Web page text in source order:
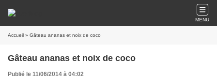
MENU
Accueil » Gâteau ananas et noix de coco
Gâteau ananas et noix de coco
Publié le 11/06/2014 à 04:02